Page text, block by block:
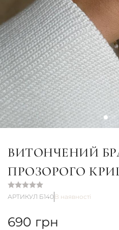
ВИТОНЧЕНИЙ
ПРОЗОРОГО
АРТИКУЛ Б140В наявності
690 грн